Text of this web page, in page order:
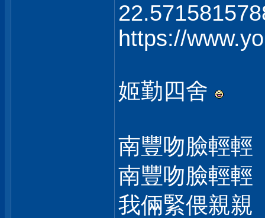
https://
姬勤四舍
南豐吻臉輕
南豐吻臉輕
我倆緊偎親